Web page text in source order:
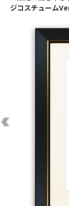
ジコスチューム